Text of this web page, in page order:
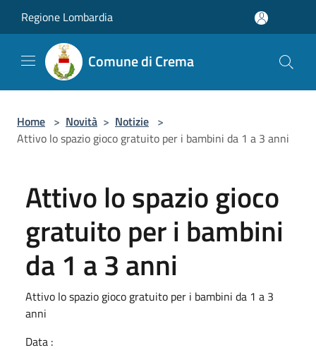
Regione Lombardia
Comune di Crema
Home > Novità > Notizie >
Attivo lo spazio gioco gratuito per i bambini da 1 a 3 anni
Attivo lo spazio gioco
gratuito per i bambini
da 1 a 3 anni
Attivo lo spazio gioco gratuito per i bambini da 1 a 3
anni
Data :